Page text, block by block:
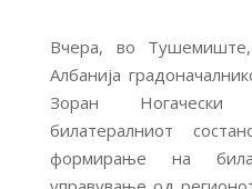
Вчера, во
Албанија
Зоран Ногачески
билатералниот
формирање на